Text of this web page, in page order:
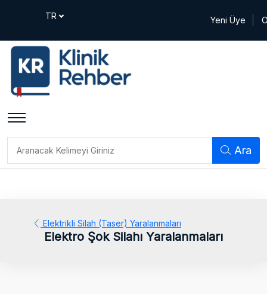
Yeni Üye
Ara
Elektrikli Silah (Taser) Yaralanmaları
Elektro Şok Silahı Yaralanmaları